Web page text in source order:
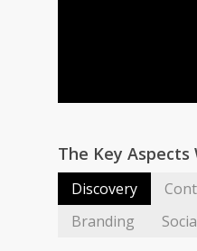
The Key Aspects
Discovery
Branding